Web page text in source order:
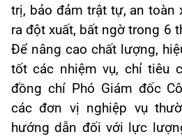
trị, bảo đảm trật tự, an toàn
ra đột xuất, bất ngờ trong 6
Để nâng cao chất lượng,
tốt các nhiệm vụ, chỉ tiêu
đồng chí Phó Giám đốc
các đơn vị nghiệp vụ
hướng dẫn đối với lực